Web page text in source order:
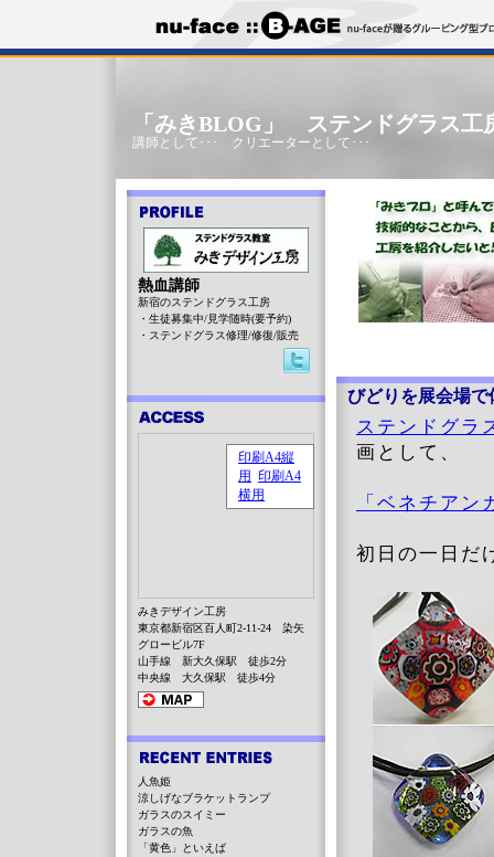
「みきBLOG」 ステンドグラス工
講師として･･･ クリエーターとして･･･
びどりを展会場で
ステンドグラ
画として、
「ベネチア
初日の一日だ
熱血講師
新宿のステンドグラス工房
・生徒募集中/見学随時(要予約)
・ステンドグラス修理/修復/販売
みきデザイン工房
東京都新宿区百人町2-11-24 染矢
グロービル7F
山手線 新大久保駅 徒歩2分
中央線 大久保駅 徒歩4分
人魚姫
涼しげなブラケットランプ
ガラスのスイミー
ガラスの魚
「黄色」といえば